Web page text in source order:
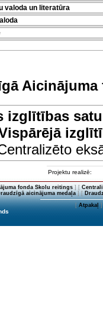
valoda un literatūra
izglītības
Projektu realizē:
fonda Skolu reitings] [
aicinājuma medaļa] [
[Atpakaļ]